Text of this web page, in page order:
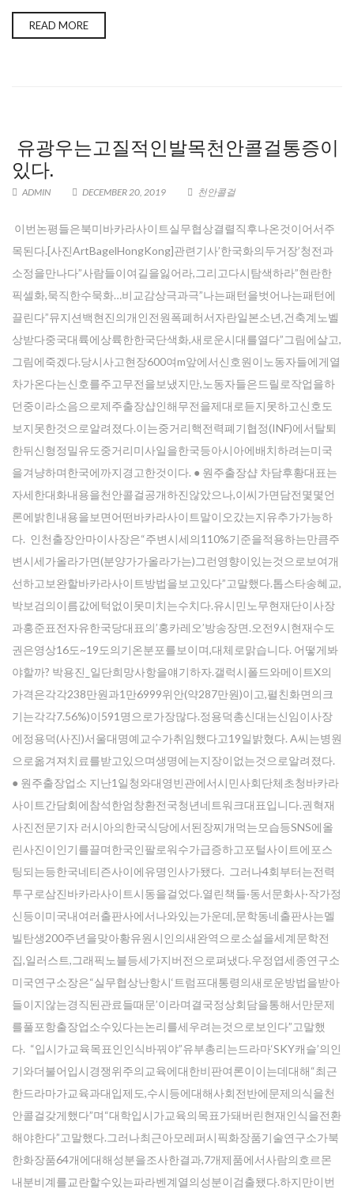
READ MORE
유광우는고질적인발목천안콜걸통증이
있다.
ADMIN DECEMBER 20, 2019 천안콜걸
이번논평들은북미바카라사이트실무협상결렬직후나온것이어서주
목된다.[사진ArtBagelHongKong]관련기사’한국화의두거장’청전과
소정을만나다”사람들이여길을잃어라,그리고다시탐색하라”현란한
픽셀화,묵직한수묵화…비교감상극과극”나는패턴을벗어나는패턴에
끌린다”뮤지션백현진의개인전원폭폐허서자란일본소년,건축계노벨
상받다중국대륙에상륙한한국단색화,새로운시대를열다”그림에살고,
그림에죽겠다.당시사고현장600여m앞에서신호원이노동자들에게열
차가온다는신호를주고무전을보냈지만,노동자들은드릴로작업을하
던중이라소음으로제주 출장샵인해무전을제대로듣지못하고신호도
보지못한것으로알려졌다.이는중거리핵전력폐기협정(INF)에서탈퇴
한뒤신형정밀유도중거리미사일을한국등아시아에배치하려는미국
을겨냥하며한국에까지경고한것이다. ● 원주 출장샵 차담후황대표는
자세한대화내용을천안콜걸공개하진않았으나,이씨가면담전몇몇언
론에밝힌내용을보면어떤바카라사이트말이오갔는지유추가가능하
다. 인천출장안마이사장은“주변시세의110%기준을적용하는만큼주
변시세가올라가면(분양가가올라가는)그런영향이있는것으로보여개
선하고보완할바카라사이트방법을보고있다”고말했다.톱스타송혜교,
박보검의이름값에턱없이못미치는수치다.유시민노무현재단이사장
과홍준표전자유한국당대표의’홍카레오’방송장면.오전9시현재수도
권은영상16도~19도의기온분포를보이며,대체로맑습니다. 어떻게봐
야할까? 박용진_일단희망사항을얘기하자.갤럭시폴드와메이트X의
가격은각각238만원과1만6999위안(약287만원)이고,펼친화면의크
기는각각7.56%)이591명으로가장많다.정용덕총신대는신임이사장
에정용덕(사진)서울대명예교수가취임했다고19일밝혔다. A씨는병원
으로옮겨져치료를받고있으며생명에는지장이없는것으로알려졌다.
● 원주출장업소 지난1일청와대영빈관에서시민사회단체초청바카라
사이트간담회에참석한엄창환전국청년네트워크대표입니다.권혁재
사진전문기자 러시아의한국식당에서된장찌개먹는모습등SNS에올
린사진이인기를끌며한국인팔로워수가급증하고포털사이트에포스
팅되는등한국네티즌사이에유명인사가됐다. 그러나4회부터는전력
투구로삼진바카라사이트시동을걸었다.열린책들·동서문화사·작가정
신등이미국내여러출판사에서나와있는가운데,문학동네출판사는멜
빌탄생200주년을맞아황유원시인의새완역으로소설을세계문학전
집,일러스트,그래픽노블등세가지버전으로펴냈다.우정엽세종연구소
미국연구소장은“실무협상난항시‘트럼프대통령의새로운방법을받아
들이지않는경직된관료들때문’이라며결국정상회담을통해서만문제
를풀포항출장업소수있다는논리를세우려는것으로보인다”고말했
다. “입시가교육목표인인식바꿔야”유부총리는드라마‘SKY캐슬’의인
기와더불어입시경쟁위주의교육에대한비판여론이이는데대해“최근
한드라마가교육과대입제도,수시등에대해사회전반에문제의식을천
안콜걸갖게했다”며“대학입시가교육의목표가돼버린현재인식을전환
해야한다”고말했다.그러나최근아모레퍼시픽화장품기술연구소가북
한화장품64개에대해성분을조사한결과,7개제품에서사람의호르몬
내분비계를교란할수있는파라벤계열의성분이검출됐다.하지만이번